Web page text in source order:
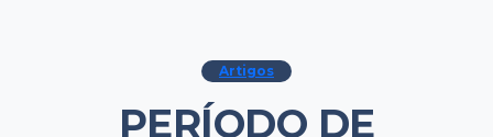
Artigos
PERÍODO DE